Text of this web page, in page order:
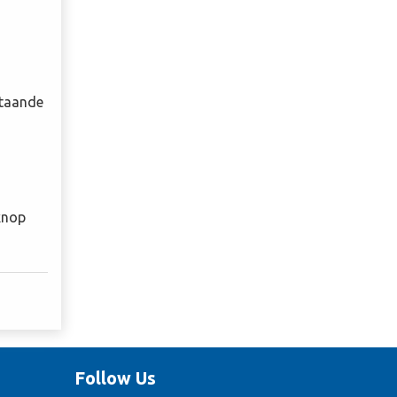
Follow Us